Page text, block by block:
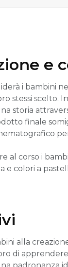
e
i bambini
stessi scelto.
storia
finale
al corso i
e colori a
alla
di